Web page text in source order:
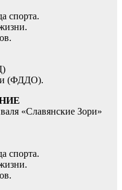
спорта.
(ФДДО).
«Славянские Зори»
спорта.